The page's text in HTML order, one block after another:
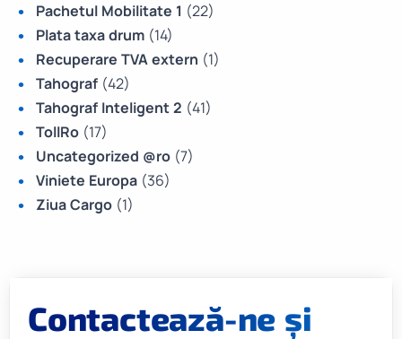
Pachetul Mobilitate 1 (22)
Plata taxa drum (14)
Recuperare TVA extern (1)
Tahograf (42)
Tahograf Inteligent 2 (41)
TollRo (17)
Uncategorized @ro (7)
Viniete Europa (36)
Ziua Cargo (1)
Contactează-ne și